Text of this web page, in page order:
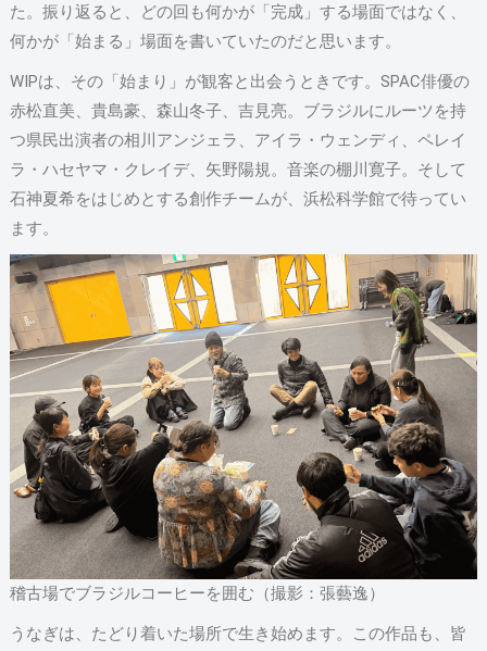
た。振り返ると、どの回も何かが「完成」する場面ではなく、
何かが「始まる」場面を書いていたのだと思います。
WIPは、その「始まり」が観客と出会うときです。SPAC俳優の
赤松直美、貴島豪、森山冬子、吉見亮。ブラジルにルーツを持
つ県民出演者の相川アンジェラ、アイラ・ウェンディ、ペレイ
ラ・ハセヤマ・クレイデ、矢野陽規。音楽の棚川寛子。そして
石神夏希をはじめとする創作チームが、浜松科学館で待ってい
ます。
稽古場でブラジルコーヒーを囲む（撮影：張藝逸）
うなぎは、たどり着いた場所で生き始めます。この作品も、皆